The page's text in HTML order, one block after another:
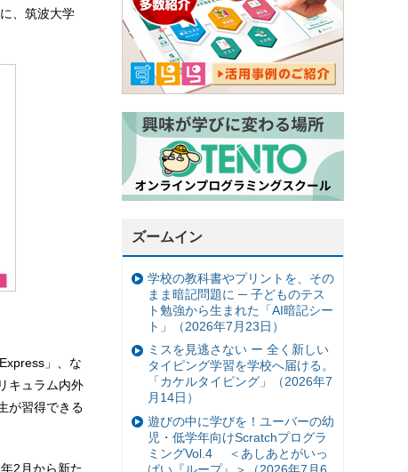
、筑波大学
」、な
キュラム内外
が習得できる
2月から新た
ズームイン
学校の教科書やプリントを、その
まま暗記問題に ─ 子どものテス
ト勉強から生まれた「AI暗記シー
ト」（2026年7月23日）
ミスを見逃さない ー 全く新しい
タイピング学習を学校へ届ける。
「カケルタイピング」（2026年7
月14日）
遊びの中に学びを！ユーバーの幼
児・低学年向けScratchプログラ
ミングVol.4 ＜あしあとがいっ